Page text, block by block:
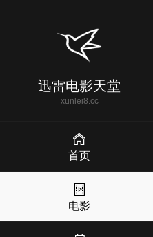
迅雷电影天堂
xunlei8.cc
首页
电影